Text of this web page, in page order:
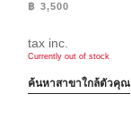
฿ 3,500
tax inc.
Currently out of stock
ค้นหาสาขาใกล้ตัวคุณ